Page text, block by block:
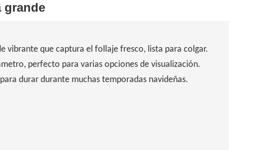
grande
vibrante que captura el follaje fresco, lista para colgar.
perfecto para varias opciones de visualización.
durar durante muchas temporadas navideñas.